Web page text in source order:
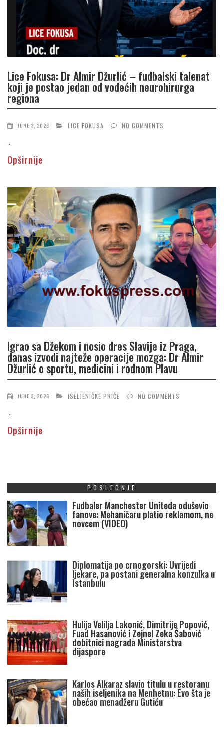
Lice Fokusa: Dr Almir Džurlić – fudbalski talenat
koji je postao jedan od vodećih neurohirurga
regiona
JUNE 3, 2026 LICE FOKUSA NO COMMENTS
...
Opširnije
Igrao sa Džekom i nosio dres Slavije iz Praga,
danas izvodi najteže operacije mozga: Dr Almir
Džurlić o sportu, medicini i rodnom Plavu
JUNE 3, 2026 ISELJENIČKE PRIČE NO COMMENTS
...
Opširnije
POSLEDNJE
Fudbaler Manchester Uniteda oduševio
fanove: Mehaničaru platio reklamom, ne
novcem (VIDEO)
Diplomatija po crnogorski: Uvrijedi
ljekare, pa postani generalna konzulka u
Istanbulu
Hulija Velilja Lakonić, Dimitrije Popović,
Fuad Hasanović i Zejnel Zeka Šabović
dobitnici nagrada Ministarstva
dijaspore
Karlos Alkaraz slavio titulu u restoranu
naših iseljenika na Menhetnu: Evo šta je
obećao menadžeru Gutiću